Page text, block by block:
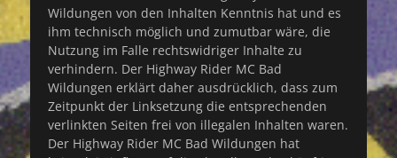
Wildungen von den Inhalten Kenntnis hat und es
ihm technisch möglich und zumutbar wäre, die
Nutzung im Falle rechtswidriger Inhalte zu
verhindern. Der Highway Rider MC Bad
Wildungen erklärt daher ausdrücklich, dass zum
Zeitpunkt der Linksetzung die entsprechenden
verlinkten Seiten frei von illegalen Inhalten waren.
Der Highway Rider MC Bad Wildungen hat